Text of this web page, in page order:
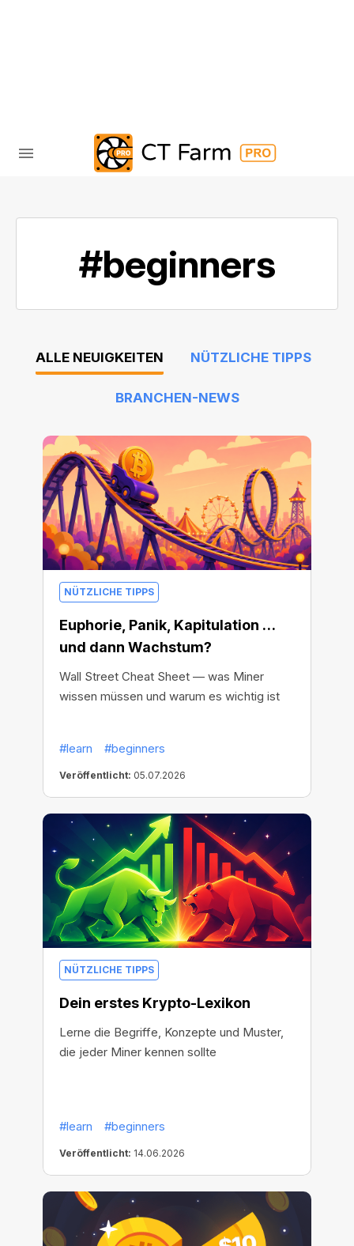
#beginners
ALLE NEUIGKEITEN NÜTZLICHE TIPPS
BRANCHEN-NEWS
NÜTZLICHE TIPPS
Euphorie, Panik, Kapitulation …
und dann Wachstum?
Wall Street Cheat Sheet — was Miner
wissen müssen und warum es wichtig ist
#learn #beginners
Veröffentlicht: 05.07.2026
NÜTZLICHE TIPPS
Dein erstes Krypto-Lexikon
Lerne die Begriffe, Konzepte und Muster,
die jeder Miner kennen sollte
#learn #beginners
Veröffentlicht: 14.06.2026